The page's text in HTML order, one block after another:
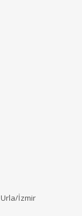
Urla/İzmir